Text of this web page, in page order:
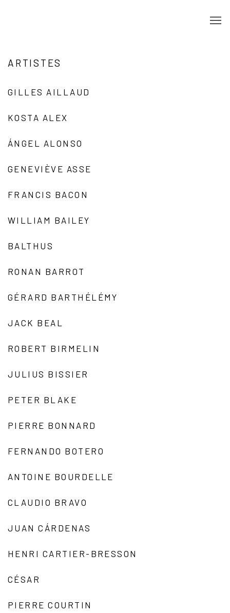
ARTISTES
GILLES AILLAUD
KOSTA ALEX
ÁNGEL ALONSO
GENEVIÈVE ASSE
FRANCIS BACON
WILLIAM BAILEY
BALTHUS
RONAN BARROT
GÉRARD BARTHÉLÉMY
JACK BEAL
ROBERT BIRMELIN
JULIUS BISSIER
PETER BLAKE
PIERRE BONNARD
FERNANDO BOTERO
ANTOINE BOURDELLE
CLAUDIO BRAVO
JUAN CÁRDENAS
HENRI CARTIER-BRESSON
CÉSAR
PIERRE COURTIN